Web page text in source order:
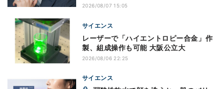
2026/08/07 15:05
サイエンス
レーザーで「ハイエントロピー合金」作
製、組成操作も可能 大阪公立大
2026/08/06 22:25
サイエンス